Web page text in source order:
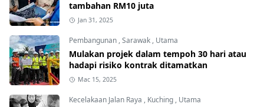
tambahan RM10 juta
Jan 31, 2025
Pembangunan ,Sarawak , Utama
Mulakan projek dalam tempoh 30 hari atau
hadapi risiko kontrak ditamatkan
Mac 15, 2025
Kecelakaan Jalan Raya , Kuching , Utama